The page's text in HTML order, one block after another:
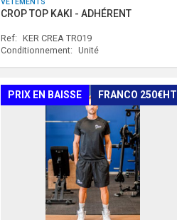
VETEMENTS
CROP TOP KAKI - ADHÉRENT
Ref:
KER CREA TR019
Conditionnement:
Unité
PRIX EN BAISSE FRANCO 250€HT